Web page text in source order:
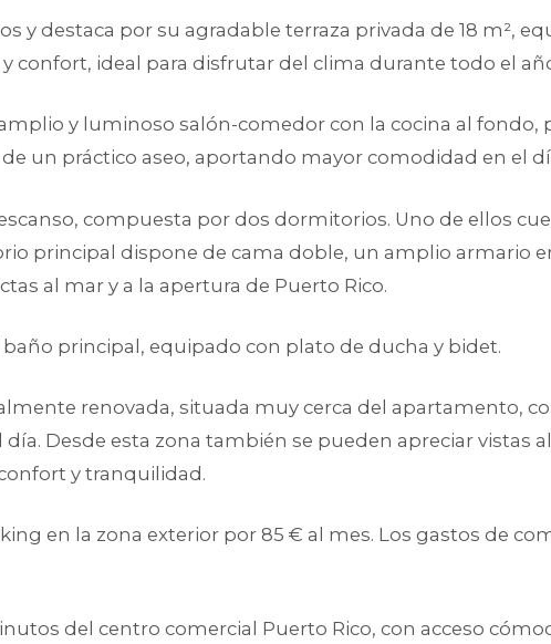
y destaca por su agradable terraza privada de 18 m²,
confort, ideal para disfrutar del clima durante todo el
y luminoso salón-comedor con la cocina al fondo,
un práctico aseo, aportando mayor comodidad en el
compuesta por dos dormitorios. Uno de ellos
principal dispone de cama doble, un amplio armario
al mar y a la apertura de Puerto Rico.
principal, equipado con plato de ducha y bidet.
renovada, situada muy cerca del apartamento,
Desde esta zona también se pueden apreciar vistas
y tranquilidad.
en la zona exterior por 85 € al mes. Los gastos de
del centro comercial Puerto Rico, con acceso